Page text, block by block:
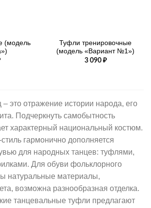
(модель
Туфли тренировочные
(модель «Вариант №1»)
3 090 ₽
это отражение истории народа, его
Подчеркнуть самобытность
характерный национальный костюм.
гармонично дополняется
для народных танцев: туфлями,
Для обуви фольклорного
натуральные материалы,
возможна разнообразная отделка.
танцевальные туфли предлагают